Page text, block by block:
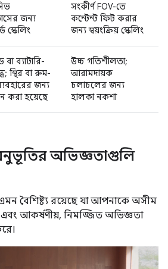
জন্য
স্কেলিং
সংকীর্ণ FOV-তে
কন্টেন্ট ফিট করার
জন্য স্বয়ংক্রিয় স্কেলিং
বা ব্যাটারি-
স্থির বা রুম-
জন্য
করা হয়েছে
উচ্চ গতিশীলতা;
আরামদায়ক
চলাচলের জন্য
হালকা নকশা
অভিজ্ঞতাগুলি
বৈশিষ্ট্য রয়েছে যা আপনাকে অসীম
আকর্ষণীয়, নিমজ্জিত অভিজ্ঞতা